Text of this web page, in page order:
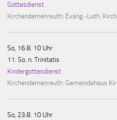
Gottesdienst
Kirchendemenreuth: Evang.-Luth.
So, 16.8. 10 Uhr
11. So. n. Trinitatis
Kindergottesdienst
Kirchendemenreuth: Gemeindehaus
So, 23.8. 10 Uhr